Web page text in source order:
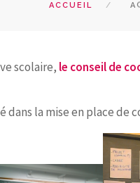
ACCUEIL
scolaire, le conseil de
dans la mise en place